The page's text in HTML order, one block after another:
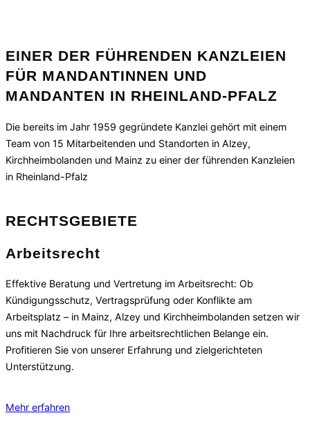
EINER DER FÜHRENDEN KANZLEIEN
FÜR MANDANTINNEN UND
MANDANTEN IN RHEINLAND-PFALZ
Die bereits im Jahr 1959 gegründete Kanzlei gehört mit einem
Team von 15 Mitarbeitenden und Standorten in Alzey,
Kirchheimbolanden und Mainz zu einer der führenden Kanzleien
in Rheinland-Pfalz
RECHTSGEBIETE
Arbeitsrecht
Effektive Beratung und Vertretung im Arbeitsrecht: Ob
Kündigungsschutz, Vertragsprüfung oder Konflikte am
Arbeitsplatz – in Mainz, Alzey und Kirchheimbolanden setzen wir
uns mit Nachdruck für Ihre arbeitsrechtlichen Belange ein.
Profitieren Sie von unserer Erfahrung und zielgerichteten
Unterstützung.
Mehr erfahren